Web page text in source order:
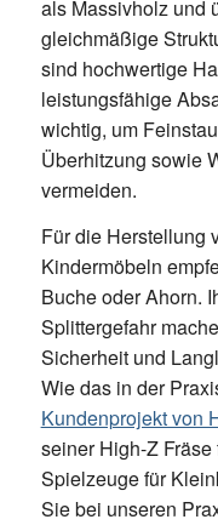
als Massivholz und
gleichmäßige
sind hochwertige
leistungsfähige
wichtig, um
Überhitzung sowie
vermeiden.
Für die Herstellung
Kindermöbeln
Buche oder Ahorn.
Splittergefahr
Sicherheit und
Wie das in der
Kundenprojekt von
seiner High-Z
Spielzeuge für
Sie bei unseren